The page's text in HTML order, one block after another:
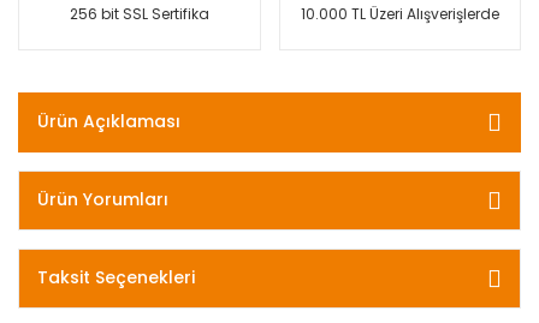
256 bit SSL Sertifika 10.000 TL Üzeri Alışverişlerde
Ürün Açıklaması
Ürün Yorumları
Taksit Seçenekleri